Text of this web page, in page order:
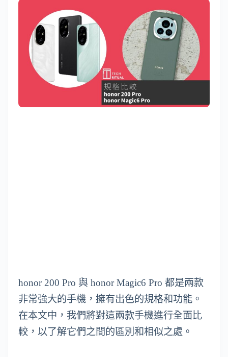
honor 200 Pro 與 honor Magic6 Pro 都是兩款
非常強大的手機，擁有出色的規格和功能。
在本文中，我們將對這兩款手機進行全面比
較，以了解它們之間的區別和相似之處。